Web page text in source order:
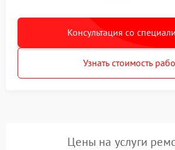
Консультация со
Узнать стоимость
Цены на услуги